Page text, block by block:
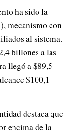
ha sido la
mecanismo con
al sistema.
billones a las
llegó a $89,5
$100,1
destaca que
encima de la